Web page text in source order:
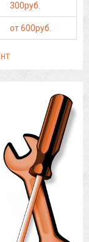
300руб.
от 600руб.